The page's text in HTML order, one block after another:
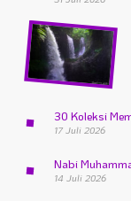
30 Koleksi
17 Juli 2026
Nabi
14 Juli 2026